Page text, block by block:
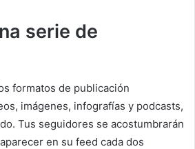
serie de
formatos de publicación
imágenes, infografías y podcasts,
Tus seguidores se acostumbrarán
en su feed cada dos